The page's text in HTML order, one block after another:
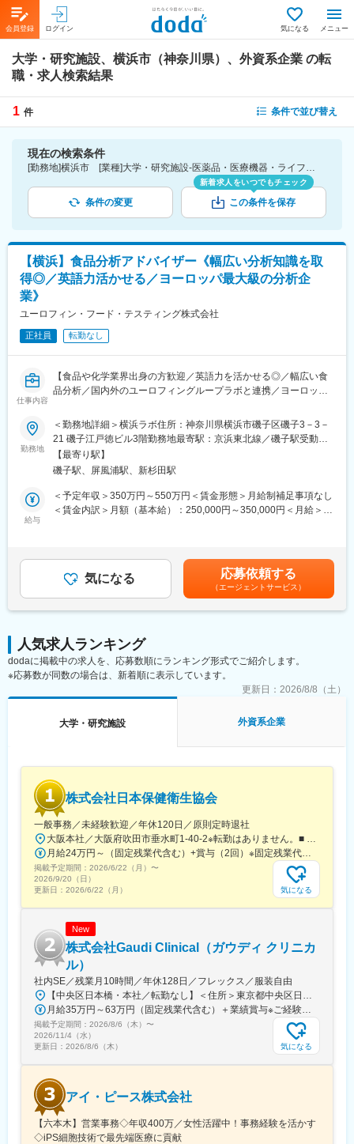
会員登録 ログイン 気になる メニュー
大学・研究施設、横浜市（神奈川県）、外資系企業 の転
職・求人検索結果
1 件 条件で並び替え
現在の検索条件
[勤務地]横浜市 [業種]大学・研究施設-医薬品・医療機器・ライフサイエンス・医療系サービス [詳細条件](会社・職場の環境)外資系企業
条件の変更
新着求人をいつでもチェック
この条件を保存
【横浜】食品分析アドバイザー《幅広い分析知識を取
得◎／英語力活かせる／ヨーロッパ最大級の分析企
業》
ユーロフィン・フード・テスティング株式会社
正社員 転勤なし
仕事内容
【食品や化学業界出身の方歓迎／英語力を活かせる◎／幅広い食
品分析／国内外のユーロフィングループラボと連携／ヨーロッパ
【はじめに】
今回は、食品分析サービスの技術アドバイザーを募集します。顧
客の要望に合わせた最適な分析方法の提案から報告書作成までを
担当いただきます。
【業務内容】
■分析内容の顧客ヒアリング
■分析報告書・請求書の発行
■分析結果に関する問い合わせ対応
■受注・売上データの集計、債権回収
配属予定のCSグループは計4名在籍しております。
各案件は担当者が主体となって対応しますが、疑問や問題が生じ
協業する機会が多く、日々連絡を取り合って業務を進めていま
す。
【おすすめポイント】
■様々な分析方法を学べる◎：
食品の種類、分析方法の種類も多岐に渡るため、新しい分析方法
を幅広く学ぶことが可能です。新たな発見もあり、自身で調べた
ものを活かして提案を進めるやりがいがあります。
世界各国のユーロフィングループのラボとやり取りがあり、日本
では対応できない分析は海外ラボで対応します。また、輸出に関
わるPJの場合、現地の法規制などの知識も得ることができます。
英語の文書を読解することもあるため、英語力も活かせます。
【取引先】
主な取引先は食品メーカーや原材料卸、官公庁などです。
製品の分析や品質保証、海外輸出時の調査など幅広いご依頼をい
ただいております。
世界最大の分析会社であるEurofinsの日本法人グループ企業とな
ります。欧州では圧倒的な知名度を誇っており、日本でもより業
務拡大を進めている途中のため、成長途上の企業で働くことが可
能です。
勤務地
＜勤務地詳細＞横浜ラボ住所：神奈川県横浜市磯子区磯子3－3－
21 磯子江戸徳ビル3階勤務地最寄駅：京浜東北線／磯子駅受動喫
煙対策：屋内全面禁煙
【最寄り駅】
磯子駅、屏風浦駅、新杉田駅
給与
＜予定年収＞350万円～550万円＜賃金形態＞月給制補足事項なし
＜賃金内訳＞月額（基本給）：250,000円～350,000円＜月給＞
途支給賃金はあくまでも目安の金額であり、選考を通じて上下す
る可能性があります。月給(月額)は固定手当を含めた表記です。
気になる 応募依頼する
（エージェントサービス）
人気求人ランキング
dodaに掲載中の求人を、応募数順にランキング形式でご紹介します。
※応募数が同数の場合は、新着順に表示しています。
更新日： 2026/8/8（土）
大学・研究施設 外資系企業
株式会社日本保健衛生協会
一般事務／未経験歓迎／年休120日／原則定時退社
大阪本社／大阪府吹田市垂水町1-40-2※転勤はありません。■ アクセス阪急電鉄千里線「豊津駅」より徒歩9分大阪メトロ御堂筋線「江坂駅」より徒歩12分※受動喫煙対策実施
月給24万円～（固定残業代含む）+賞与（2回）※固定残業代は、時間外労働の有無に関わらず25時間・月3万8600円～支給上記を超える時間外労働分は追加で支給※年齢・経験・保有資格を考慮のうえ決定します
掲載予定期間： 2026/6/22（月） 〜
2026/9/20（日）
更新日： 2026/6/22（月） 気になる
New
株式会社Gaudi Clinical（ガウディ クリニカ
ル）
社内SE／残業月10時間／年休128日／フレックス／服装自由
【中央区日本橋・本社／転勤なし】＜住所＞東京都中央区日本橋本町4-8-15 ネオカワイビル10F＜アクセス＞・JR「新日本橋駅」から徒歩1分、「神田駅」から徒歩8分・東京メトロ「三越前駅」から徒歩5分、「小伝馬町駅」から徒歩5分※受動喫煙対策あり（屋内全面禁煙）
月給35万円～63万円（固定残業代含む）＋業績賞与※ご経験・スキルを考慮の上決定いたします※固定残業代は、時間外労働の有無にかかわらず月35時間分を、月8万3400円～15万円支給。（35時間を超える時間外労働分は追加で支給）
掲載予定期間： 2026/8/6（木） 〜
2026/11/4（水）
更新日： 2026/8/6（木） 気になる
アイ・ピース株式会社
【六本木】営業事務◇年収400万／女性活躍中！事務経験を活かす
◇iPS細胞技術で最先端医療に貢献